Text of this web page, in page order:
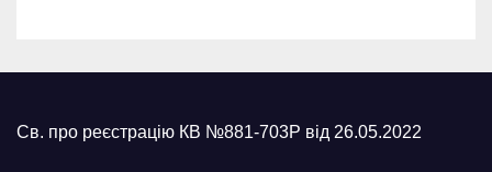
Св. про реєстрацію КВ №881-703Р від 26.05.2022